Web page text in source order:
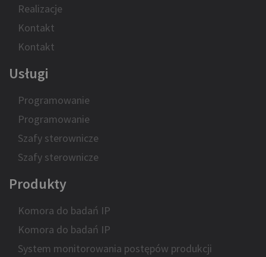
Realizacje
Kontakt
Kontakt
Usługi
Programowanie
Programowanie
Szafy sterownicze
Szafy sterownicze
Produkty
Komora do badań IP
Komora do badań IP
System monitorowania postępów produkcji